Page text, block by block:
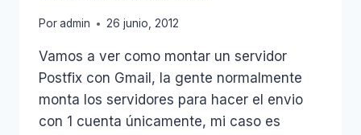
Poradmin 26 junio, 2012
Vamos a ver como montar un servidor
Postfix con Gmail, la gente normalmente
monta los servidores para hacer el envio
con 1 cuenta únicamente, mi caso es